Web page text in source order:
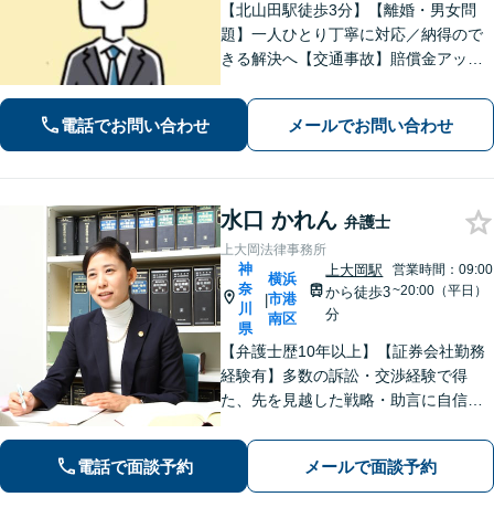
【北山田駅徒歩3分】【離婚・男女問
題】一人ひとり丁寧に対応／納得ので
きる解決へ【交通事故】賠償金アップ
手続きはお任せ【借金・債務整理】手
続きはもちろん、再発防止策や今後の
生活のフォローも行います。
電話でお問い合わせ メールでお問い合わせ
水口 かれん 弁護士
上大岡法律事務所
神
奈
川
県
|
横浜
市港
南区
上大岡駅
から徒歩3
分
営業時間：09:00
~20:00（平日）
【弁護士歴10年以上】【証券会社勤務
経験有】多数の訴訟・交渉経験で得
た、先を見越した戦略・助言に自信が
確にアドバイスいたします【平日夜
間・土日祝相談可】【上大岡駅直結】
電話で面談予約 メールで面談予約